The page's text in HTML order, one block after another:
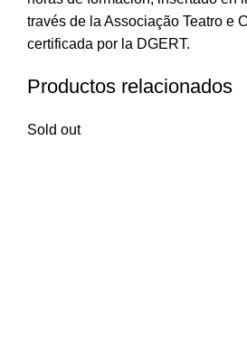
través de la Associação Teatro e
certificada por la DGERT.
Productos relacionados
Sold out